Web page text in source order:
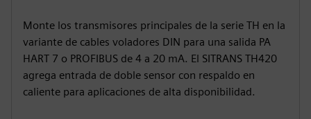
Monte los transmisores principales de la serie TH en la
variante de cables voladores DIN para una salida PA
HART 7 o PROFIBUS de 4 a 20 mA. El SITRANS TH420
agrega entrada de doble sensor con respaldo en
caliente para aplicaciones de alta disponibilidad.